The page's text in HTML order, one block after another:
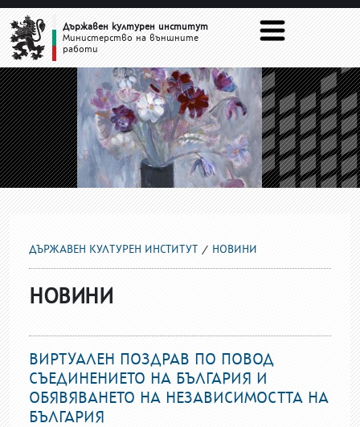
НОВИНИДържавен културен институт
Министерство на външните
работи
ДЪРЖАВЕН КУЛТУРЕН ИНСТИТУТ НОВИНИ
НОВИНИ
ВИРТУАЛЕН ПОЗДРАВ ПО ПОВОД
СЪЕДИНЕНИЕТО НА БЪЛГАРИЯ И
ОБЯВЯВАНЕТО НА НЕЗАВИСИМОСТТА НА
БЪЛГАРИЯ